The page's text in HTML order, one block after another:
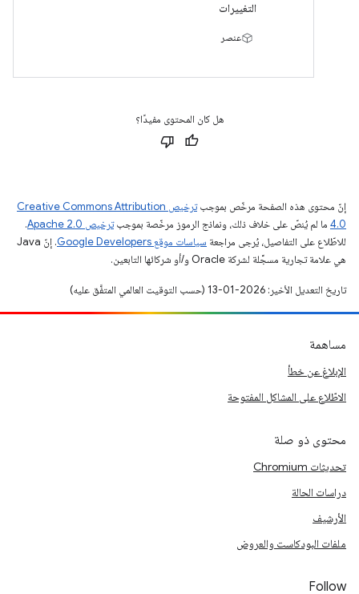
التغييرات
عنصر
هل كان المحتوى مفيدًا؟
إنّ محتوى هذه الصفحة مرخّص بموجب
ترخيص Creative Commons Attribution
4.0‏ ما لم يُنصّ على خلاف ذلك، ونماذج الرموز مرخّصة بموجبترخيص Apache 2.0‏
.
للاطّلاع على التفاصيل، يُرجى مراجعة سياسات موقع Google Developers‏
. إنّ Java
هي علامة تجارية مسجَّلة لشركة Oracle و/أو شركائها التابعين.
تاريخ التعديل الأخير: 2026-01-13 (حسب التوقيت العالمي المتفَّق عليه)
مساهمة
الإبلاغ عن خطأ
الاطّلاع على المشاكل المفتوحة
محتوى ذو صلة
تحديثات Chromium
دراسات الحالة
الأرشيف
ملفات البودكاست والعروض
Follow